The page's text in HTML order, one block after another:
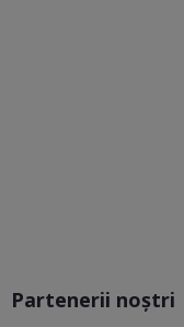
Partenerii noștri